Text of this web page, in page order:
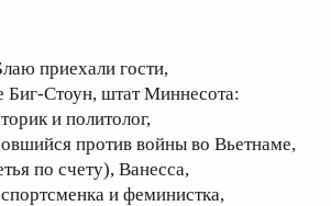
приехали гости,
Биг-Стоун, штат Миннесота:
и политолог,
против войны во Вьетнаме,
по счету), Ванесса,
и феминистка,